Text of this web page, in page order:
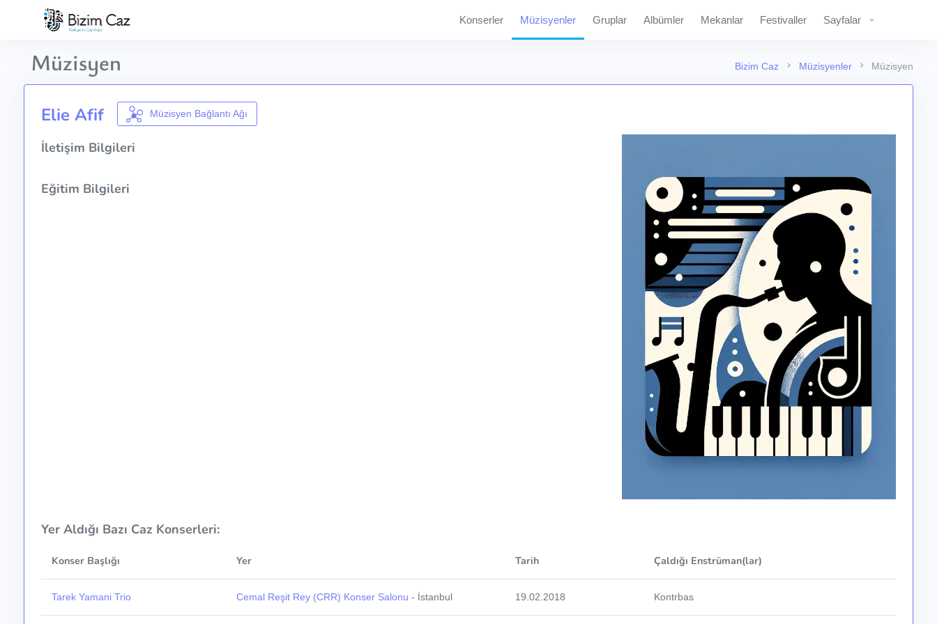
Konserler Müzisyenler Gruplar Albümler Mekanlar Festivaller Sayfalar
Bizim Caz Müzisyenler Müzisyen
Müzisyen
Elie Afif Müzisyen Bağlantı Ağı
İletişim Bilgileri
Eğitim Bilgileri
Yer Aldığı Bazı Caz Konserleri:
Konser Başlığı Yer Tarih Çaldığı Enstrüman(lar)
Tarek Yamani Trio Cemal Reşit Rey (CRR) Konser Salonu - İstanbul 19.02.2018 Kontrbas